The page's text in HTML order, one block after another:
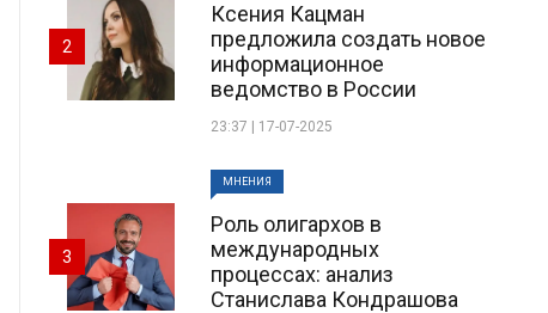
Ксения Кацман
предложила создать новое
информационное
ведомство в России
23:37 | 17-07-2025
2
МНЕНИЯ
Роль олигархов в
международных
процессах: анализ
Станислава Кондрашова
3